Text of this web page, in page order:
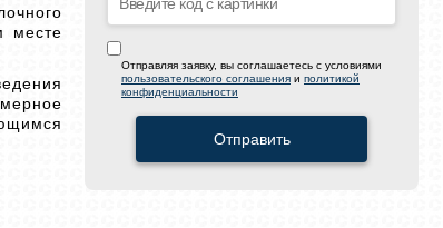
месте
Отправляя заявку, вы соглашаетесь с условиями
пользовательского соглашения и политикой
конфиденциальности
Отправить